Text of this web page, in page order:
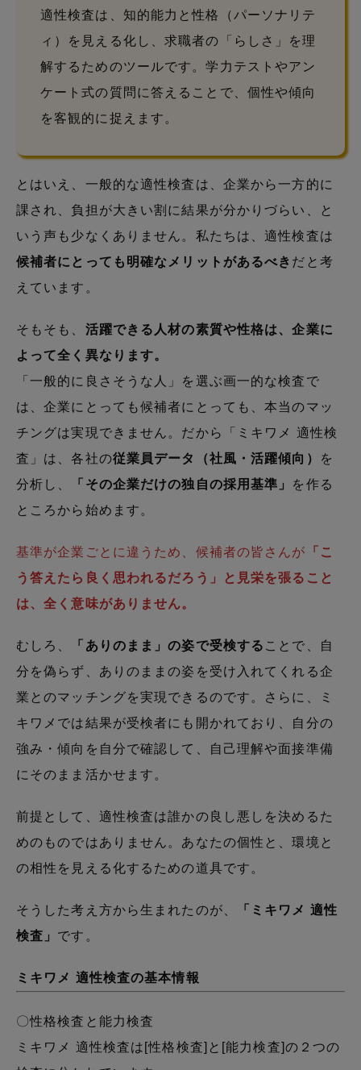
適性検査は、知的能力と性格（パーソナリテ
ィ）を見える化し、求職者の「らしさ」を理
解するためのツールです。学力テストやアン
ケート式の質問に答えることで、個性や傾向
を客観的に捉えます。
とはいえ、一般的な適性検査は、企業から一方的に
課され、負担が大きい割に結果が分かりづらい、と
いう声も少なくありません。私たちは、適性検査は
候補者にとっても明確なメリットがあるべき だと考
えています。
そもそも、 活躍できる人材の素質や性格は、企業に
よって全く異なります。
「一般的に良さそうな人」を選ぶ画一的な検査で
は、企業にとっても候補者にとっても、本当のマッ
チングは実現できません。だから「ミキワメ 適性検
査」は、各社の従業員データ（社風・活躍傾向）
を
分析し、
「その企業だけの独自の採用基準」 を作る
ところから始めます。
基準が企業ごとに違うため、候補者の皆さんが 「こ
う答えたら良く思われるだろう」と見栄を張ること
は、全く意味がありません。
むしろ、 「ありのまま」の姿で受検する ことで、自
分を偽らず、ありのままの姿を受け入れてくれる企
業とのマッチングを実現できるのです。さらに、ミ
キワメでは結果が受検者にも開かれており、自分の
強み・傾向を自分で確認して、自己理解や面接準備
にそのまま活かせます。
前提として、適性検査は誰かの良し悪しを決めるた
めのものではありません。あなたの個性と、環境と
の相性を見える化するための道具です。
そうした考え方から生まれたのが、
「ミキワメ 適性
検査」 です。
ミキワメ 適性検査の基本情報
〇性格検査と能力検査
ミキワメ 適性検査は[性格検査]と[能力検査]の２つの